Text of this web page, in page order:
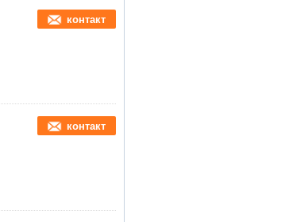
контакт
контакт